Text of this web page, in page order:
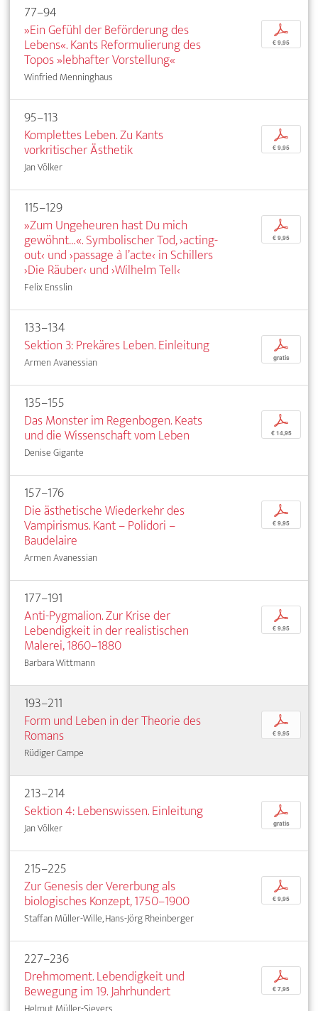
77–94
»Ein Gefühl der Beförderung des
Lebens«. Kants Reformulierung des
Topos »lebhafter Vorstellung«
Winfried Menninghaus
p
€ 9,95
95–113
Komplettes Leben. Zu Kants
vorkritischer Ästhetik
Jan Völker
p
€ 9,95
115–129
»Zum Ungeheuren hast Du mich
gewöhnt…«. Symbolischer Tod, ›acting-
out‹ und ›passage à l’acte‹ in Schillers
›Die Räuber‹ und ›Wilhelm Tell‹
Felix Ensslin
p
€ 9,95
133–134
Sektion 3: Prekäres Leben. Einleitung
Armen Avanessian
p
gratis
135–155
Das Monster im Regenbogen. Keats
und die Wissenschaft vom Leben
Denise Gigante
p
€ 14,95
157–176
Die ästhetische Wiederkehr des
Vampirismus. Kant – Polidori –
Baudelaire
Armen Avanessian
p
€ 9,95
177–191
Anti-Pygmalion. Zur Krise der
Lebendigkeit in der realistischen
Malerei, 1860–1880
Barbara Wittmann
p
€ 9,95
193–211
Form und Leben in der Theorie des
Romans
Rüdiger Campe
p
€ 9,95
213–214
Sektion 4: Lebenswissen. Einleitung
Jan Völker
p
gratis
215–225
Zur Genesis der Vererbung als
biologisches Konzept, 1750–1900
Staffan Müller-Wille, Hans-Jörg Rheinberger
p
€ 9,95
227–236
Drehmoment. Lebendigkeit und
Bewegung im 19. Jahrhundert
p
€ 7,95